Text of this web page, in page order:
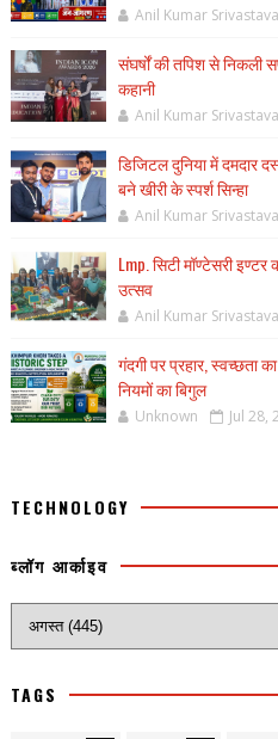
Anil Kumar Srivastava
संघर्षों की तपिश से निकली
कहानी
Anil Kumar Srivastava
डिजिटल दुनिया में दमदार
बने खीरी के स्पर्श सिन्हा
Anil Kumar Srivastava
Lmp. सिटी मॉण्टेसरी इण्टर
उत्सव
Anil Kumar Srivastava
गंदगी पर प्रहार, स्वच्छता
नियमों का बिगुल
Unknown Jul 28,
TECHNOLOGY
ब्लॉग आर्काइव
TAGS